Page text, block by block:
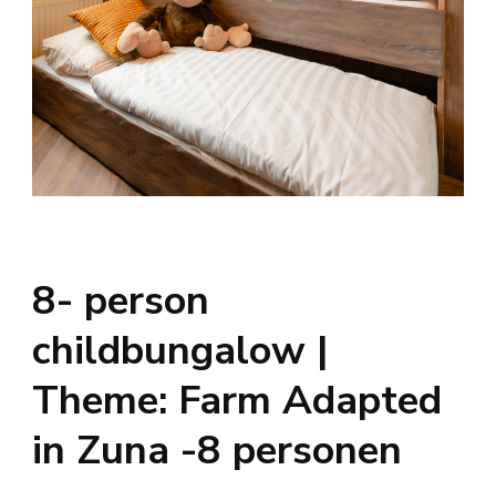
8- person
childbungalow |
Theme: Farm Adapted
in Zuna -8 personen